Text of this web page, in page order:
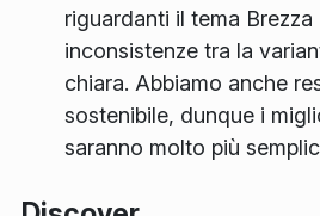
riguardanti il tema
inconsistenze tra la
chiara. Abbiamo anche
sostenibile, dunque i
saranno molto più